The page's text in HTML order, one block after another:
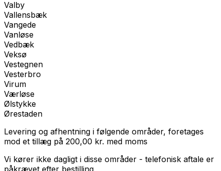
Valby
Vallensbæk
Vangede
Vanløse
Vedbæk
Veksø
Vestegnen
Vesterbro
Virum
Værløse
Ølstykke
Ørestaden
Levering og afhentning i følgende områder, foretages
mod et tillæg på 200,00 kr. med moms
Vi kører ikke dagligt i disse områder - telefonisk aftale er